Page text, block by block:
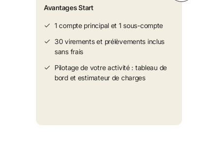
Avantages Start
1 compte principal et 1 sous-compte
30 virements et prélèvements inclus
sans frais
Pilotage de votre activité : tableau de
bord et estimateur de charges